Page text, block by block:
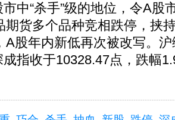
中“杀手”级的地位，令A股
期货多个品种竞相跌停，挟
A股年内新低再次被改写。
指收于10328.47点，跌幅